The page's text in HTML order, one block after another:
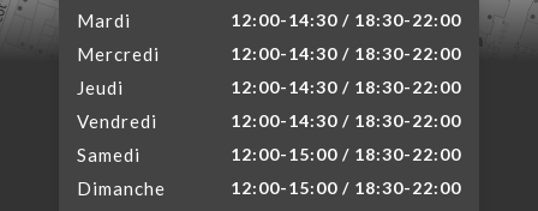
Mardi 12:00-14:30 / 18:30-22:00
Mercredi 12:00-14:30 / 18:30-22:00
Jeudi 12:00-14:30 / 18:30-22:00
Vendredi 12:00-14:30 / 18:30-22:00
Samedi 12:00-15:00 / 18:30-22:00
Dimanche 12:00-15:00 / 18:30-22:00